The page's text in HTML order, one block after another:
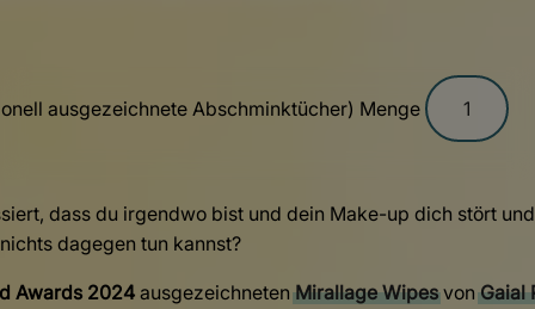
ausgezeichnete Abschminktücher) Menge
dass du irgendwo bist und dein Make-up dich stört
dagegen tun kannst?
Awards 2024 ausgezeichnetenMirallage WipesvonGaial